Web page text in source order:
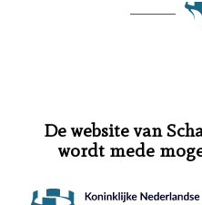
De website van
wordt mede